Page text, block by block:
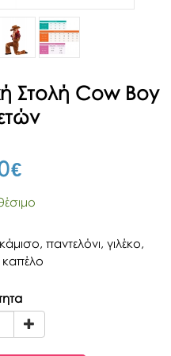
Στολή Cow Boy
€
παντελόνι, γιλέκο,